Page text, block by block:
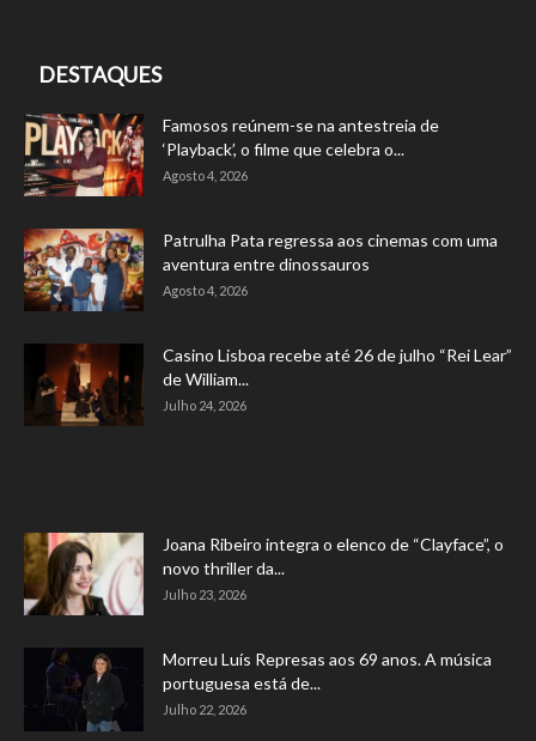
DESTAQUES
Famosos reúnem-se na antestreia de
‘Playback’, o filme que celebra o...
Agosto 4, 2026
Patrulha Pata regressa aos cinemas com uma
aventura entre dinossauros
Agosto 4, 2026
Casino Lisboa recebe até 26 de julho “Rei Lear”
de William...
Julho 24, 2026
Joana Ribeiro integra o elenco de “Clayface”, o
novo thriller da...
Julho 23, 2026
Morreu Luís Represas aos 69 anos. A música
portuguesa está de...
Julho 22, 2026